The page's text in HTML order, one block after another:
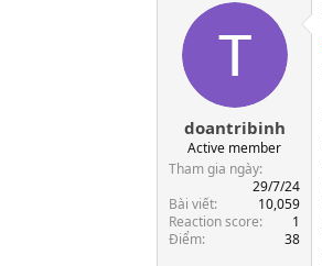
t
r
y
g
ử
i
doantribinh
Active member
Tham gia ngày
29/7/24
Bài viết
10,059
Reaction score
1
Điểm
38